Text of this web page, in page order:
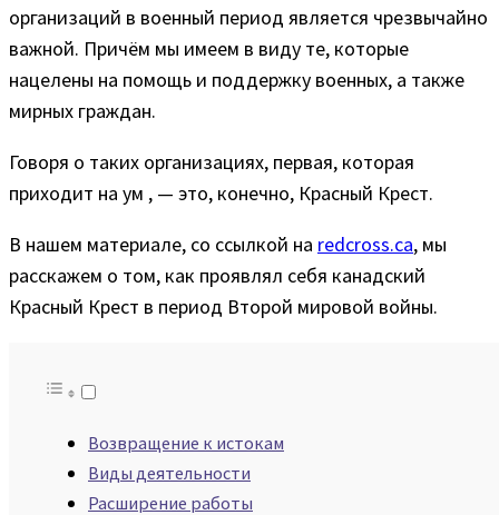
организаций в военный период является чрезвычайно
важной. Причём мы имеем в виду те, которые
нацелены на помощь и поддержку военных, а также
мирных граждан.
Говоря о таких организациях, первая, которая
приходит на ум , — это, конечно, Красный Крест.
В нашем материале, со ссылкой на redcross.ca, мы
расскажем о том, как проявлял себя канадский
Красный Крест в период Второй мировой войны.
Возвращение к истокам
Виды деятельности
Расширение работы